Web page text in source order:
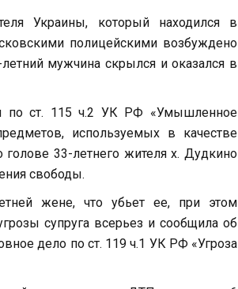
Украины, который находился в
полицейскими возбуждено
мужчина скрылся и оказался в
по ст. 115 ч.2 УК РФ «Умышленное
используемых в качестве
33-летнего жителя х. Дудкино
свободы.
жене, что убьет ее, при этом
супруга всерьез и сообщила об
дело по ст. 119 ч.1 УК РФ «Угроза